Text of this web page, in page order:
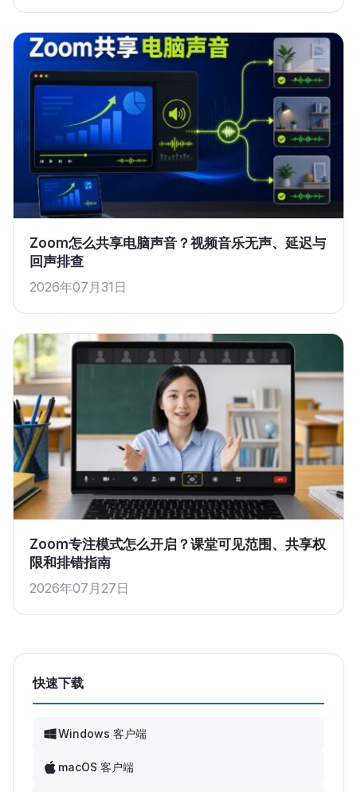
Zoom怎么共享电脑声音？视频音乐无声、延迟与
回声排查
2026年07月31日
Zoom专注模式怎么开启？课堂可见范围、共享权
限和排错指南
2026年07月27日
快速下载
Windows 客户端
macOS 客户端